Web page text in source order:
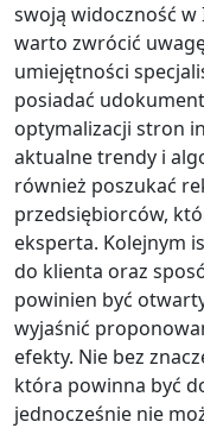
swoją widoczność
warto zwrócić
umiejętności
posiadać
optymalizacji stron
aktualne trendy i
również poszukać
przedsiębiorców,
eksperta. Kolejnym
do klienta oraz
powinien być
wyjaśnić
efekty. Nie bez
która powinna być
jednocześnie nie